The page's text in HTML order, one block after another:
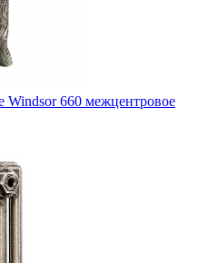
Windsor 660 межцентровое